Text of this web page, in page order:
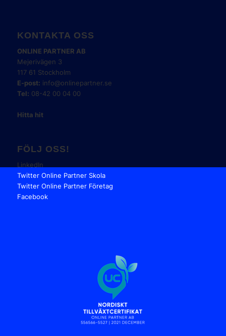
KONTAKTA OSS
ONLINE PARTNER AB
Mejerivägen 3
117 61 Stockholm
E-post: info@onlinepartner.se
Tel: 08-42 00 04 00
Hitta hit
FÖLJ OSS!
LinkedIn
Twitter Online Partner Skola
Twitter Online Partner Företag
Facebook